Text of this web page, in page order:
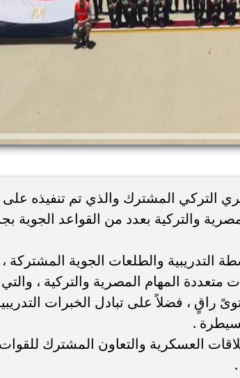
التركي المشترك والذي تم تنفيذه على
والتركية بعدد من القواعد الجوية
التدريبية والطلعات الجوية
متعددة المهام المصرية والتركية ،
، فضلاً على تبادل الخبرات
.
العسكرية والتعاون المشترك
رسالتها.. وفاة ممرضة
عبيد والأهالي ينعونها
محافظ القاهرة
الثاني للعام